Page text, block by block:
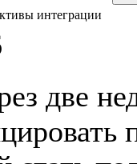
интеграции
две